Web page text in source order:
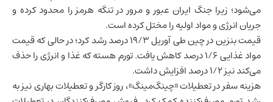
می‌شود؛ زیرا جنگ ایران عبور و مرور در تنگه هرمز را محدود کرده و
جریان انرژی و مواد اولیه را مختل کرده است.
قیمت بنزین در چین طی آوریل ۱۹/۳ درصد رشد کرد؛ در حالی که قیمت
مواد غذایی ۱/۶ درصد کاهش یافت. تورم هسته که غذا و انرژی را حذف
می‌کند نیز ۱/۲ درصد افزایش داشت.
هزینه سفر در تعطیلات «چینگ‌مینگ»، روز کارگر و تعطیلات بهاری نیز به